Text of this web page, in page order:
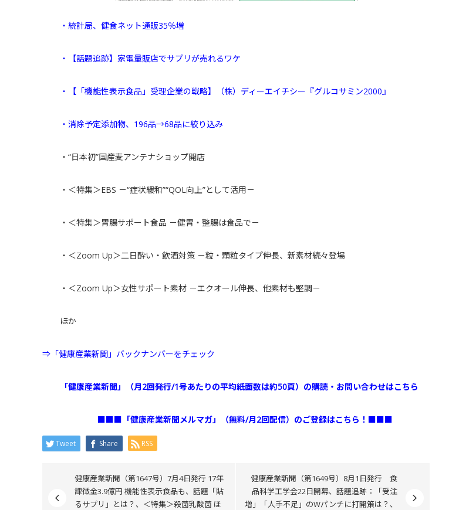
・統計局、健食ネット通販35％増
・【話題追跡】家電量販店でサプリが売れるワケ
・【「機能性表示食品」受理企業の戦略】（株）ディーエイチシー『グルコサミン2000』
・消除予定添加物、196品→68品に絞り込み
・“日本初”国産麦アンテナショップ開店
・＜特集＞EBS －“症状緩和”“QOL向上”として活用－
・＜特集＞胃腸サポート食品 －健胃・整腸は食品で－
・＜Zoom Up＞二日酔い・飲酒対策 －粒・顆粒タイプ伸長、新素材続々登場
・＜Zoom Up＞女性サポート素材 －エクオール伸長、他素材も堅調－
ほか
⇒「健康産業新聞」バックナンバーをチェック
「健康産業新聞」（月2回発行/1号あたりの平均紙面数は約50頁）の購読・お問い合わせはこちら
■■■「健康産業新聞メルマガ」（無料/月2回配信）のご登録はこちら！■■■
Tweet Share RSS
健康産業新聞（第1647号）7月4日発行 17年
課徴金3.9億円 機能性表示食品も、話題「貼
るサプリ」とは？、＜特集＞殺菌乳酸菌 ほ
健康産業新聞（第1649号）8月1日発行 食
品科学工学会22日開幕、話題追跡：「受注
増」「人手不足」のWパンチに打開策は？、